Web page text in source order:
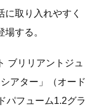
に取り入れやすく
する。
ブリリアントジュ
アター」（オード
パフューム1.2グラ